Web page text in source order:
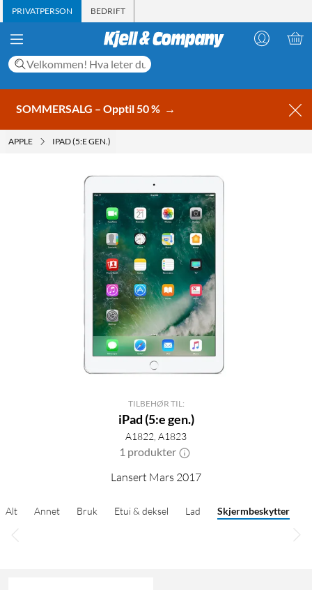
PRIVATPERSON BEDRIFT
SOMMERSALG – Opptil 50 % →
APPLE IPAD (5:E GEN.)
TILBEHØR TIL:
iPad (5:e gen.)
A1822, A1823
1 produkter
Lansert Mars 2017
Alt Annet Bruk Etui & deksel Lad Skjermbeskytter